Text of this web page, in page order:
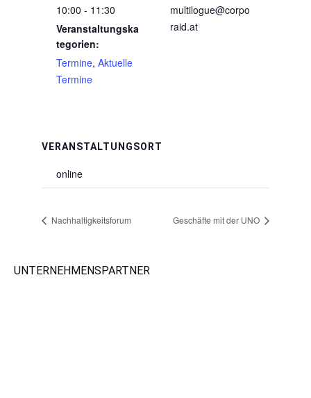
10:00 - 11:30
Veranstaltungska
tegorien:
Termine, Aktuelle
Termine
multilogue@corpo
raid.at
VERANSTALTUNGSORT
online
Nachhaltigkeitsforum Geschäfte mit der UNO
UNTERNEHMENSPARTNER